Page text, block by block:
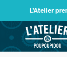
L’Atelier